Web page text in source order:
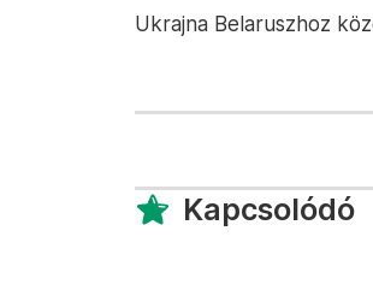
Ukrajna Belaruszhoz
Kapcsolódó